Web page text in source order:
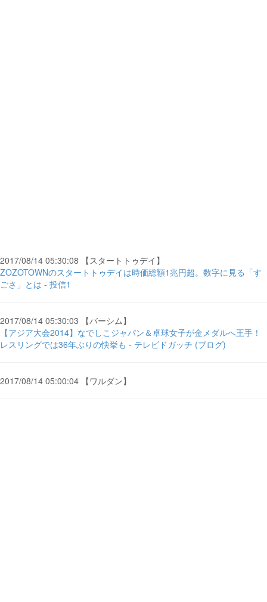
2017/08/14 05:30:08 【スタートトゥデイ】
ZOZOTOWNのスタートトゥデイは時価総額1兆円超。数字に見る「す
ごさ」とは - 投信1
2017/08/14 05:30:03 【バーシム】
【アジア大会2014】なでしこジャパン＆卓球女子が金メダルへ王手！
レスリングでは36年ぶりの快挙も - テレビドガッチ (ブログ)
2017/08/14 05:00:04 【ワルダン】